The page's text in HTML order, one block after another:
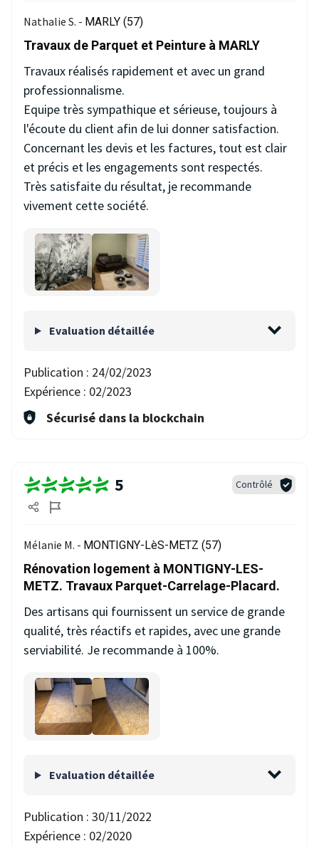
Nathalie S. - MARLY (57)
Travaux de Parquet et Peinture à MARLY
Travaux réalisés rapidement et avec un grand
professionnalisme.
Equipe très sympathique et sérieuse, toujours à
l'écoute du client afin de lui donner satisfaction.
Concernant les devis et les factures, tout est clair
et précis et les engagements sont respectés.
Très satisfaite du résultat, je recommande
vivement cette société.
Evaluation détaillée
Publication : 24/02/2023
Expérience : 02/2023
Sécurisé dans la blockchain
5 Contrôlé
Mélanie M. - MONTIGNY-LèS-METZ (57)
Rénovation logement à MONTIGNY-LES-
METZ. Travaux Parquet-Carrelage-Placard.
Des artisans qui fournissent un service de grande
qualité, très réactifs et rapides, avec une grande
serviabilité. Je recommande à 100%.
Evaluation détaillée
Publication : 30/11/2022
Expérience : 02/2020